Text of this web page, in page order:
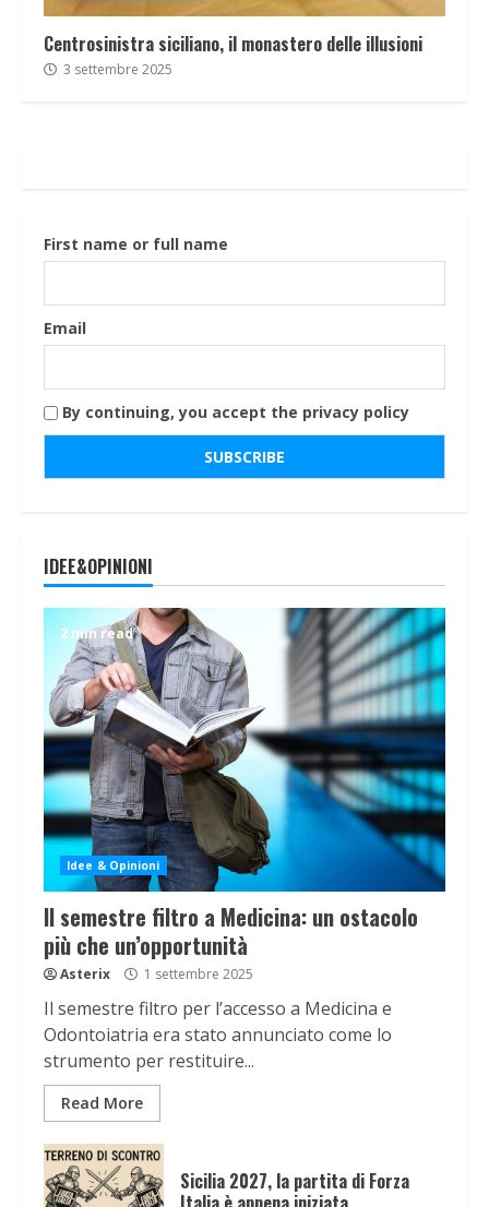
Centrosinistra siciliano, il monastero delle illusioni
3 settembre 2025
First name or full name
Email
By continuing, you accept the privacy policy
IDEE&OPINIONI
2 min read
Idee & Opinioni
Il semestre filtro a Medicina: un ostacolo
più che un’opportunità
Asterix 1 settembre 2025
Il semestre filtro per l’accesso a Medicina e
Odontoiatria era stato annunciato come lo
strumento per restituire...
Read More
Sicilia 2027, la partita di Forza